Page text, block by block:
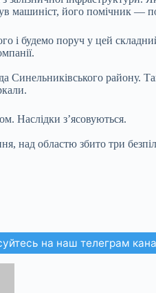
машиніст, його помічник —
і будемо поруч у цей
Синельниківського району.
Наслідки з’ясовуються.
над областю збито три
на наш телеграм